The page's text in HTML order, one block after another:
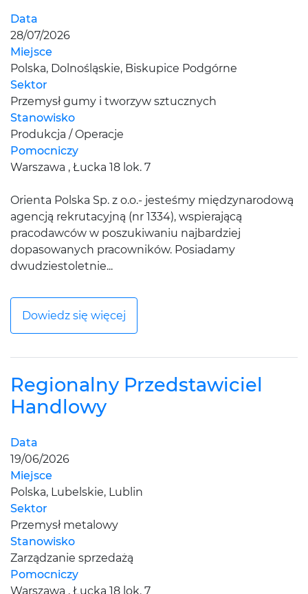
Data
28/07/2026
Miejsce
Polska, Dolnośląskie, Biskupice Podgórne
Sektor
Przemysł gumy i tworzyw sztucznych
Stanowisko
Produkcja / Operacje
Pomocniczy
Warszawa , Łucka 18 lok. 7
Orienta Polska Sp. z o.o.- jesteśmy międzynarodową
agencją rekrutacyjną (nr 1334), wspierającą
pracodawców w poszukiwaniu najbardziej
dopasowanych pracowników. Posiadamy
dwudziestoletnie...
Dowiedz się więcej
Regionalny Przedstawiciel
Handlowy
Data
19/06/2026
Miejsce
Polska, Lubelskie, Lublin
Sektor
Przemysł metalowy
Stanowisko
Zarządzanie sprzedażą
Pomocniczy
Warszawa , Łucka 18 lok. 7